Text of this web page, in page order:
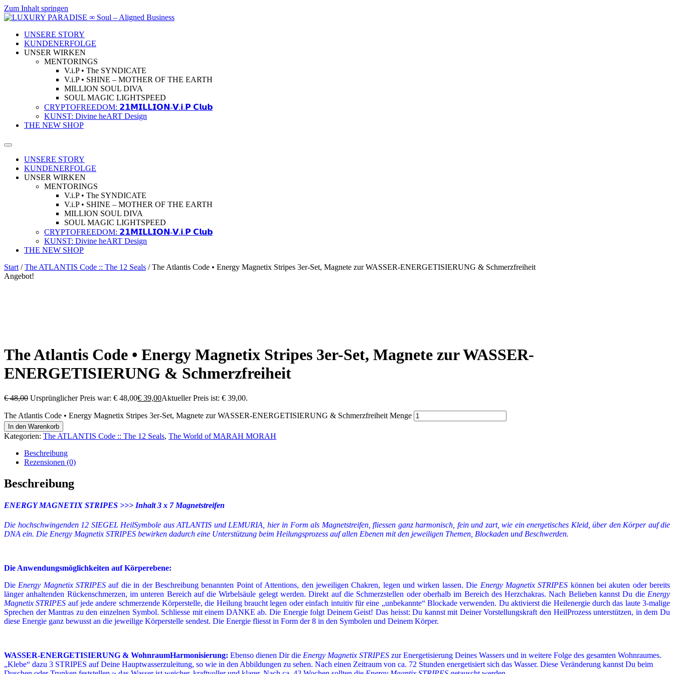
Zum Inhalt springen
UNSERE STORY
KUNDENERFOLGE
UNSER WIRKEN
MENTORINGS
V.i.P • The SYNDICATE
V.i.P • SHINE – MOTHER OF THE EARTH
MILLION SOUL DIVA
SOUL MAGIC LIGHTSPEED
CRYPTOFREEDOM: 𝟮𝟭𝗠𝗜𝗟𝗟𝗜𝗢𝗡-𝗩.𝗶.𝗣 𝗖𝗹𝘂𝗯
KUNST: Divine heART Design
THE NEW SHOP
UNSERE STORY
KUNDENERFOLGE
UNSER WIRKEN
MENTORINGS
V.i.P • The SYNDICATE
V.i.P • SHINE – MOTHER OF THE EARTH
MILLION SOUL DIVA
SOUL MAGIC LIGHTSPEED
CRYPTOFREEDOM: 𝟮𝟭𝗠𝗜𝗟𝗟𝗜𝗢𝗡-𝗩.𝗶.𝗣 𝗖𝗹𝘂𝗯
KUNST: Divine heART Design
THE NEW SHOP
Start /The ATLANTIS Code :: The 12 Seals / The Atlantis Code • Energy Magnetix Stripes 3er-Set, Magnete zur WASSER-ENERGETISIERUNG & Schmerzfreiheit
Angebot!
The Atlantis Code • Energy Magnetix Stripes 3er-Set, Magnete zur WASSER-
ENERGETISIERUNG & Schmerzfreiheit
€48,00 Ursprünglicher Preis war: € 48,00€ 39,00Aktueller Preis ist: € 39,00.
The Atlantis Code • Energy Magnetix Stripes 3er-Set, Magnete zur WASSER-ENERGETISIERUNG & Schmerzfreiheit Menge
In den Warenkorb
Kategorien: The ATLANTIS Code :: The 12 Seals, The World of MARAH MORAH
Beschreibung
Rezensionen (0)
Beschreibung
ENERGY MAGNETIX STRIPES >>> Inhalt 3 x 7 Magnetstreifen
Die hochschwingenden 12 SIEGEL HeilSymbole aus ATLANTIS und LEMURIA, hier in Form als Magnetstreifen, fliessen ganz harmonisch, fein und zart, wie ein energetisches Kleid, über den Körper auf die
DNA ein. Die Energy Magnetix STRIPES bewirken dadurch eine Unterstützung beim Heilungsprozess auf allen Ebenen mit den jeweiligen Themen, Blockaden und Beschwerden.
Die Anwendungsmöglichkeiten auf Körperebene:
Die Energy Magnetix STRIPES auf die in der Beschreibung benannten Point of Attentions, den jeweiligen Chakren, legen und wirken lassen. Die Energy Magnetix STRIPES können bei akuten oder bereits
länger anhaltenden Rückenschmerzen, im unteren Bereich auf die Wirbelsäule gelegt werden. Direkt auf die Schmerzstellen oder oberhalb im Bereich des Herzchakras. Nach Belieben kannst Du die Energy
Magnetix STRIPES auf jede andere schmerzende Körperstelle, die Heilung braucht legen oder einfach intuitiv für eine „unbekannte“ Blockade verwenden. Du aktivierst die Heilenergie durch das laute 3-malige
Sprechen der Mantras zu den einzelnen Symbol. Schliesse mit einem DANKE ab. Die Energie folgt Deinem Geist! Das heisst: Du kannst mit Deiner Vorstellungskraft den HeilProzess unterstützen, in dem Du
diese Energie ganz bewusst an die jeweilige Körperstelle sendest. Die Energie fliesst in Form der 8 in den Symbolen und Deinem Körper.
WASSER-ENERGETISIERUNG & WohnraumHarmonisierung: Ebenso dienen Dir die Energy Magnetix STRIPES zur Energetisierung Deines Wassers und in weitere Folge des gesamten Wohnraumes.
„Klebe“ dazu 3 STRIPES auf Deine Hauptwasserzuleitung, so wie in den Abbildungen zu sehen. Nach einen Zeitraum von ca. 72 Stunden energetisiert sich das Wasser. Diese Veränderung kannst Du beim